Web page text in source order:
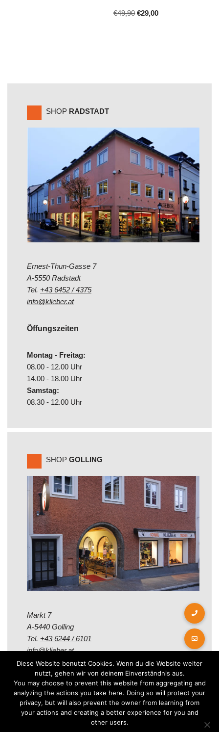
€49,90 €29,00
SHOP RADSTADT
Ernest-Thun-Gasse 7
A-5550 Radstadt
Tel. +43 6452 / 4375
info@klieber.at
Öffungszeiten
Montag - Freitag:
08.00 - 12.00 Uhr
14.00 - 18.00 Uhr
Samstag:
08.30 - 12.00 Uhr
SHOP GOLLING
Markt 7
A-5440 Golling
Tel. +43 6244 / 6101
info@klieber.at
Öffungszeiten
Montag - Freitag:
08.00 - 12.00 Uhr
Diese Website benutzt Cookies. Wenn du die Website weiter
nutzt, gehen wir von deinem Einverständnis aus.
You may choose to prevent this website from aggregating and
analyzing the actions you take here. Doing so will protect your
privacy, but will also prevent the owner from learning from
your actions and creating a better experience for you and
other users.